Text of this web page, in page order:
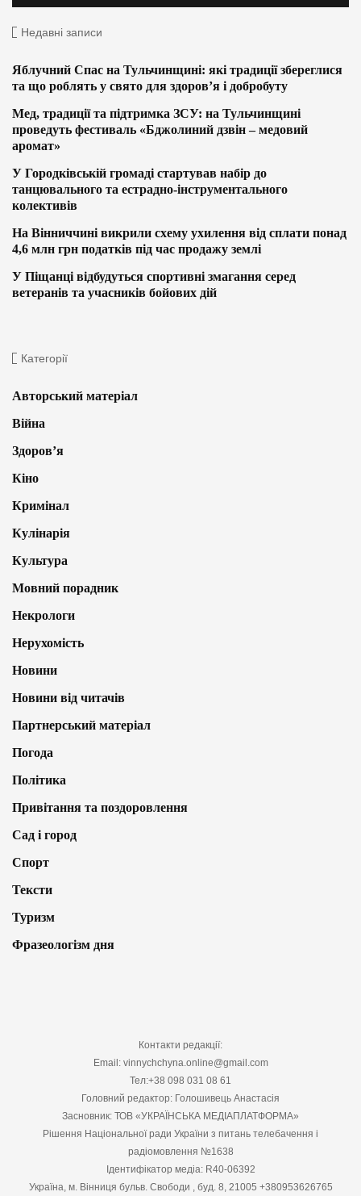
Недавні записи
Яблучний Спас на Тульчинщині: які традиції збереглися
та що роблять у свято для здоров’я і добробуту
Мед, традиції та підтримка ЗСУ: на Тульчинщині
проведуть фестиваль «Бджолиний дзвін – медовий
аромат»
У Городківській громаді стартував набір до
танцювального та естрадно-інструментального
колективів
На Вінниччині викрили схему ухилення від сплати понад
4,6 млн грн податків під час продажу землі
У Піщанці відбудуться спортивні змагання серед
ветеранів та учасників бойових дій
Категорії
Авторський матеріал
Війна
Здоров’я
Кіно
Кримінал
Кулінарія
Культура
Мовний порадник
Некрологи
Нерухомість
Новини
Новини від читачів
Партнерський матеріал
Погода
Політика
Привітання та поздоровлення
Сад і город
Спорт
Тексти
Туризм
Фразеологізм дня
Контакти редакції:
Email: vinnychchyna.online@gmail.com
Тел:+38 098 031 08 61
Головний редактор: Голошивець Анастасія
Засновник: ТОВ «УКРАЇНСЬКА МЕДІАПЛАТФОРМА»
Рішення Національної ради України з питань телебачення і
радіомовлення №1638
Ідентифікатор медіа: R40-06392
Україна, м. Вінниця бульв. Свободи , буд. 8, 21005 +380953626765